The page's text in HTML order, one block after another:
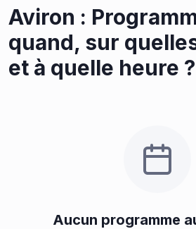
Aviron :
quand, sur
et à quelle heure ?
Aucun programme